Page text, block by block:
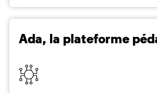
Ada, la plateforme